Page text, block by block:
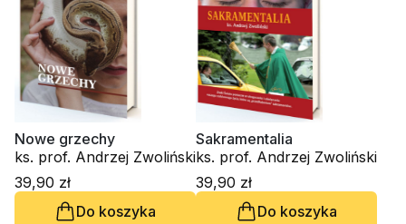
Nowe grzechy
ks. prof. Andrzej Zwoliński
39,90 zł
Do koszyka
Sakramentalia
ks. prof. Andrzej Zwoliński
39,90 zł
Do koszyka